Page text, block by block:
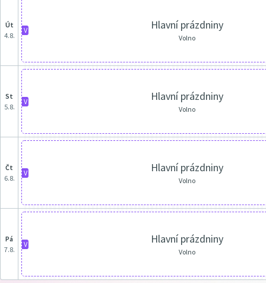
út
4.8.
V Hlavní prázdniny
Volno
st
5.8.
V Hlavní prázdniny
Volno
čt
6.8.
V Hlavní prázdniny
Volno
pá
7.8.
V Hlavní prázdniny
Volno